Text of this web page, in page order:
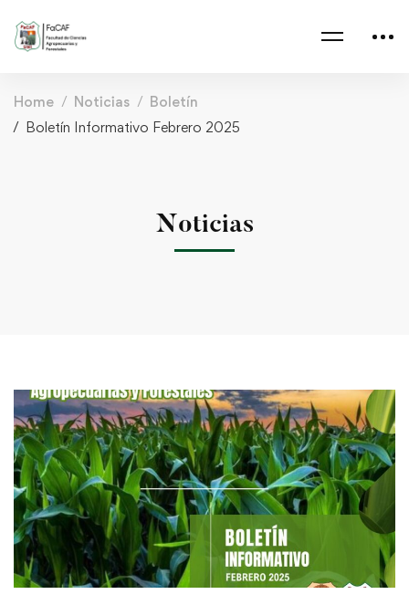
Home Noticias
Boletín
Boletín Informativo Febrero 2025
Noticias
Boletín
Informativo
Febrero
2025